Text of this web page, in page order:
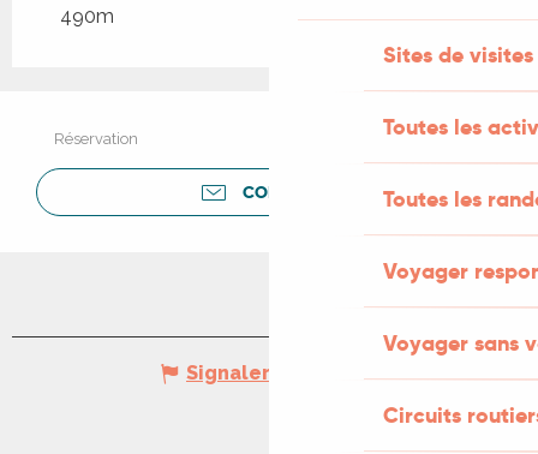
Sites de visites
Toutes les
Toutes les
Voyager
Voyager sans
Circuits
490m
Réservation
CONTACTER
Signaler une erreur